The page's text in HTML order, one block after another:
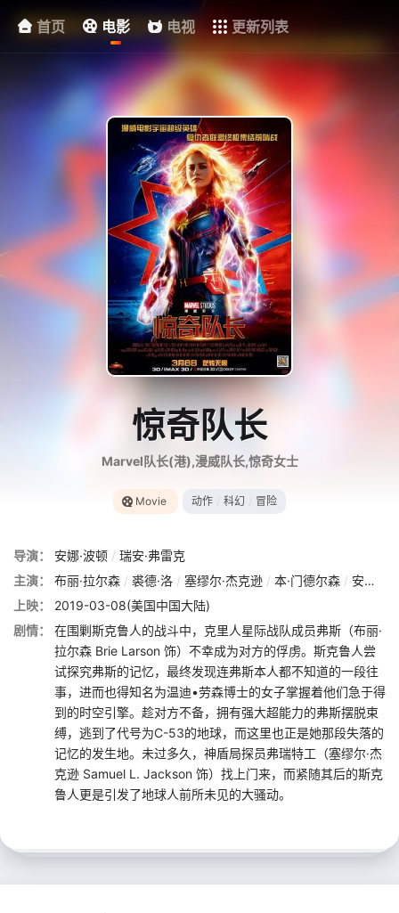
首页 电影 电视 更新列表
惊奇队长
Marvel队长(港),漫威队长,惊奇女士
Movie 动作 科幻 冒险
导演： 安娜·波顿 / 瑞安·弗雷克
主演：
布丽·拉尔森 / 裘德·洛 / 塞缪尔·杰克逊 / 本·门德尔森 / 安妮特·贝宁
上映：
2019-03-08(美国中国大陆)
剧情：
在围剿斯克鲁人的战斗中，克里人星际战队成员弗斯（布丽·
拉尔森 Brie Larson 饰）不幸成为对方的俘虏。斯克鲁人尝
试探究弗斯的记忆，最终发现连弗斯本人都不知道的一段往
事，进而也得知名为温迪•劳森博士的女子掌握着他们急于得
到的时空引擎。趁对方不备，拥有强大超能力的弗斯摆脱束
缚，逃到了代号为C-53的地球，而这里也正是她那段失落的
记忆的发生地。未过多久，神盾局探员弗瑞特工（塞缪尔·杰
克逊 Samuel L. Jackson 饰）找上门来，而紧随其后的斯克
鲁人更是引发了地球人前所未见的大骚动。